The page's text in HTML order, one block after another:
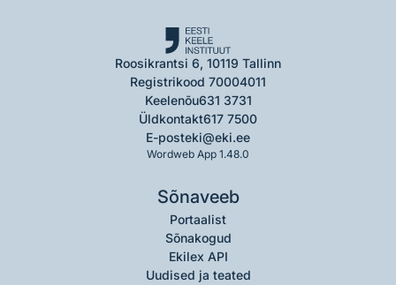
Roosikrantsi 6, 10119 Tallinn
Registrikood 70004011
Keelenõu631 3731
Üldkontakt617 7500
E-posteki@eki.ee
Wordweb App 1.48.0
Sõnaveeb
Portaalist
Sõnakogud
Ekilex API
Uudised ja teated